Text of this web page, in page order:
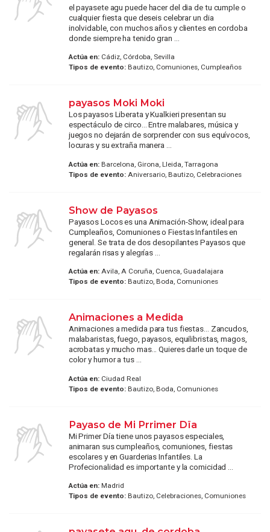
el payasete agu puede hacer del dia de tu cumple o
cualquier fiesta que deseis celebrar un dia
inolvidable, con muchos años y clientes en cordoba
donde siempre ha tenido gran ...
Actúa en:Cádiz, Córdoba, Sevilla
Tipos de evento:Bautizo, Comuniones, Cumpleaños
payasos Moki Moki
Los payasos Liberata y Kualkieri presentan su
espectáculo de circo... Entre malabares, música y
juegos no dejarán de sorprender con sus equívocos,
locuras y su extraña manera ...
Actúa en:Barcelona, Girona, Lleida, Tarragona
Tipos de evento:Aniversario, Bautizo, Celebraciones
Show de Payasos
Payasos Locos es una Animación-Show, ideal para
Cumpleaños, Comuniones o Fiestas Infantiles en
general. Se trata de dos desopilantes Payasos que
regalarán risas y alegrías ...
Actúa en:Avila, A Coruña, Cuenca, Guadalajara
Tipos de evento:Bautizo, Boda, Comuniones
Animaciones a Medida
Animaciones a medida para tus fiestas... Zancudos,
malabaristas, fuego, payasos, equilibristas, magos,
acrobatas y mucho mas... Quieres darle un toque de
color y humor a tus ...
Actúa en:Ciudad Real
Tipos de evento:Bautizo, Boda, Comuniones
Payaso de Mi Prrimer Dïa
Mi Primer Día tiene unos payasos especiales,
animaran sus cumpleaños, comuniones, fiestas
escolares y en Guarderias Infantiles. La
Profecionalidad es importante y la comicidad ...
Actúa en:Madrid
Tipos de evento:Bautizo, Celebraciones, Comuniones